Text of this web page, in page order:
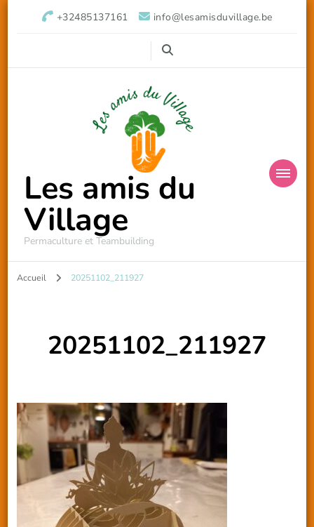
+32485137161 info@lesamisduvillage.be
Les amis du
Village
Permaculture et Teambuilding
Accueil 20251102_211927
20251102_211927